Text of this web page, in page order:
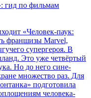
гид по фильмам
«Человек-паук:
франшизы Marvel,
супергероя. В
Это уже четвёртый
Но до него сине-
множество раз. Для
подготовила
человека-